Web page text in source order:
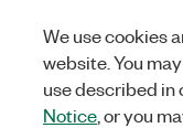
We use cookies
website. You
use described in
Notice, or you